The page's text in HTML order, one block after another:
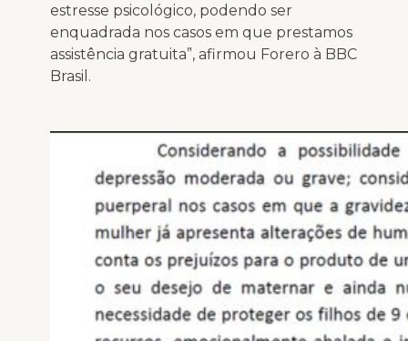
estresse psicológico, podendo ser
enquadrada nos casos em que prestamos
assistência gratuita”, afirmou Forero à BBC
Brasil.